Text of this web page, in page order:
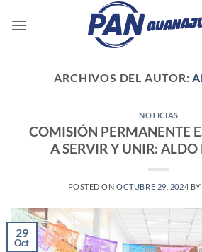
ARCHIVOS DEL AUTOR:
NOTICIAS
COMISIÓN PERMANENTE
A SERVIR Y UNIR:
POSTED ONOCTUBRE 29, 2024 BY
29
Oct